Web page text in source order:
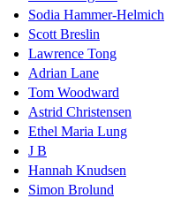
Sodia Hammer-Helmich
Scott Breslin
Lawrence Tong
Adrian Lane
Tom Woodward
Astrid Christensen
Ethel Maria Lung
J B
Hannah Knudsen
Simon Brolund